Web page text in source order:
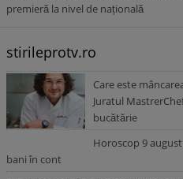
premieră la nivel de națională
stirileprotv.ro
Care este
Juratul
bucătărie
Horoscop 9
bani în cont